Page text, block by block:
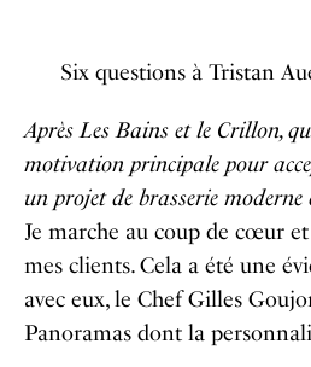
Six questions à Tristan
Après Les Bains et le Crillon,
motivation principale pour
un projet de brasserie moderne
Je marche au coup de cœur
mes clients. Cela a été une
avec eux, le Chef Gilles
Panoramas dont la